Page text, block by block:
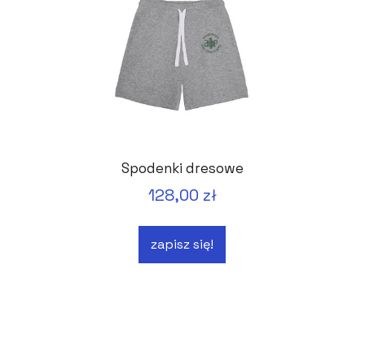
Spodenki dresowe
128,00 zł
zapisz się!